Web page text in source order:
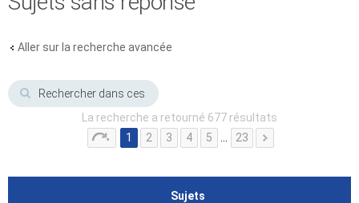
Aller sur la recherche avancée
La recherche a retourné 677 résultats
1
2 3 4 5 23
Sujets